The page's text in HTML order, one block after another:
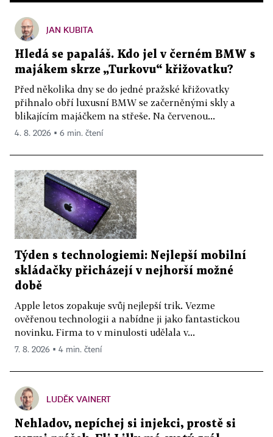
JAN KUBITA
Hledá se papaláš. Kdo jel v černém BMW s
majákem skrze „Turkovu“ křižovatku?
Před několika dny se do jedné pražské křižovatky
přihnalo obří luxusní BMW se začerněnými skly a
blikajícím majáčkem na střeše. Na červenou...
4. 8. 2026 ▪ 6 min. čtení
Týden s technologiemi: Nejlepší mobilní
skládačky přicházejí v nejhorší možné
době
Apple letos zopakuje svůj nejlepší trik. Vezme
ověřenou technologii a nabídne ji jako fantastickou
novinku. Firma to v minulosti udělala v...
7. 8. 2026 ▪ 4 min. čtení
LUDĚK VAINERT
Nehladov, nepíchej si injekci, prostě si